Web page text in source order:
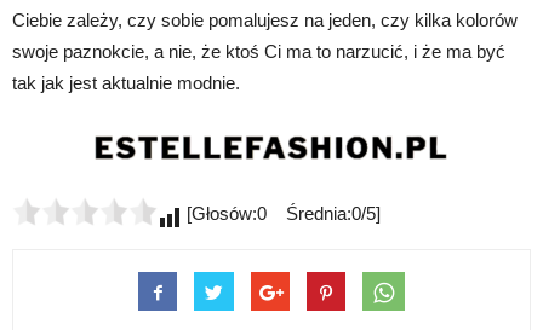
Ciebie zależy, czy sobie pomalujesz na jeden, czy kilka kolorów
swoje paznokcie, a nie, że ktoś Ci ma to narzucić, i że ma być
tak jak jest aktualnie modnie.
[Głosów:0 Średnia:0/5]